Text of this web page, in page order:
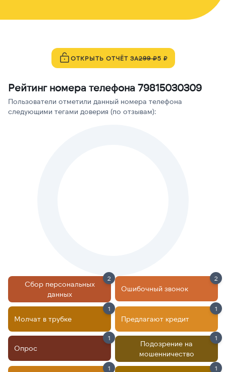
ОТКРЫТЬ ОТЧЁТ ЗА299 ₽5 ₽
Рейтинг номера телефона 79815030309
Пользователи отметили данный номера телефона
следующими тегами доверия (по отзывам):
Сбор персональных
данных
2
Ошибочный звонок
2
Молчат в трубке
1
Предлагают кредит
1
Опрос
1
Подозрение на
мошенничество
1
1 1